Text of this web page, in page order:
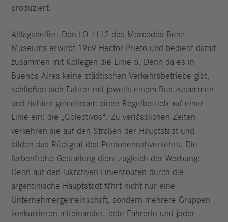
produziert.
Alltagshelfer: Den LO 1112 des Mercedes-Benz
Museums erwirbt 1969 Hector Prieto und bedient damit
zusammen mit Kollegen die Linie 6. Denn da es in
Buenos Aires keine städtischen Verkehrsbetriebe gibt,
schließen sich Fahrer mit jeweils einem Bus zusammen
und richten gemeinsam einen Regelbetrieb auf einer
Linie ein: die „Colectivos“. Zu verlässlichen Zeiten
verkehren sie auf den Straßen der Hauptstadt und
bilden das Rückgrat des Personennahverkehrs. Die
farbenfrohe Gestaltung dient zugleich der Werbung:
Denn auf den lukrativen Linienrouten durch die
argentinische Hauptstadt fährt nicht nur eine
Unternehmergemeinschaft, sondern mehrere Gruppen
konkurrieren miteinander. Jede Fahrerin und jeder